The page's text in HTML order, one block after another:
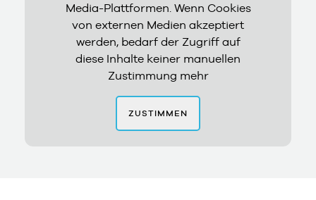
Media-Plattformen. Wenn Cookies
von externen Medien akzeptiert
werden, bedarf der Zugriff auf
diese Inhalte keiner manuellen
Zustimmung mehr
ZUSTIMMEN